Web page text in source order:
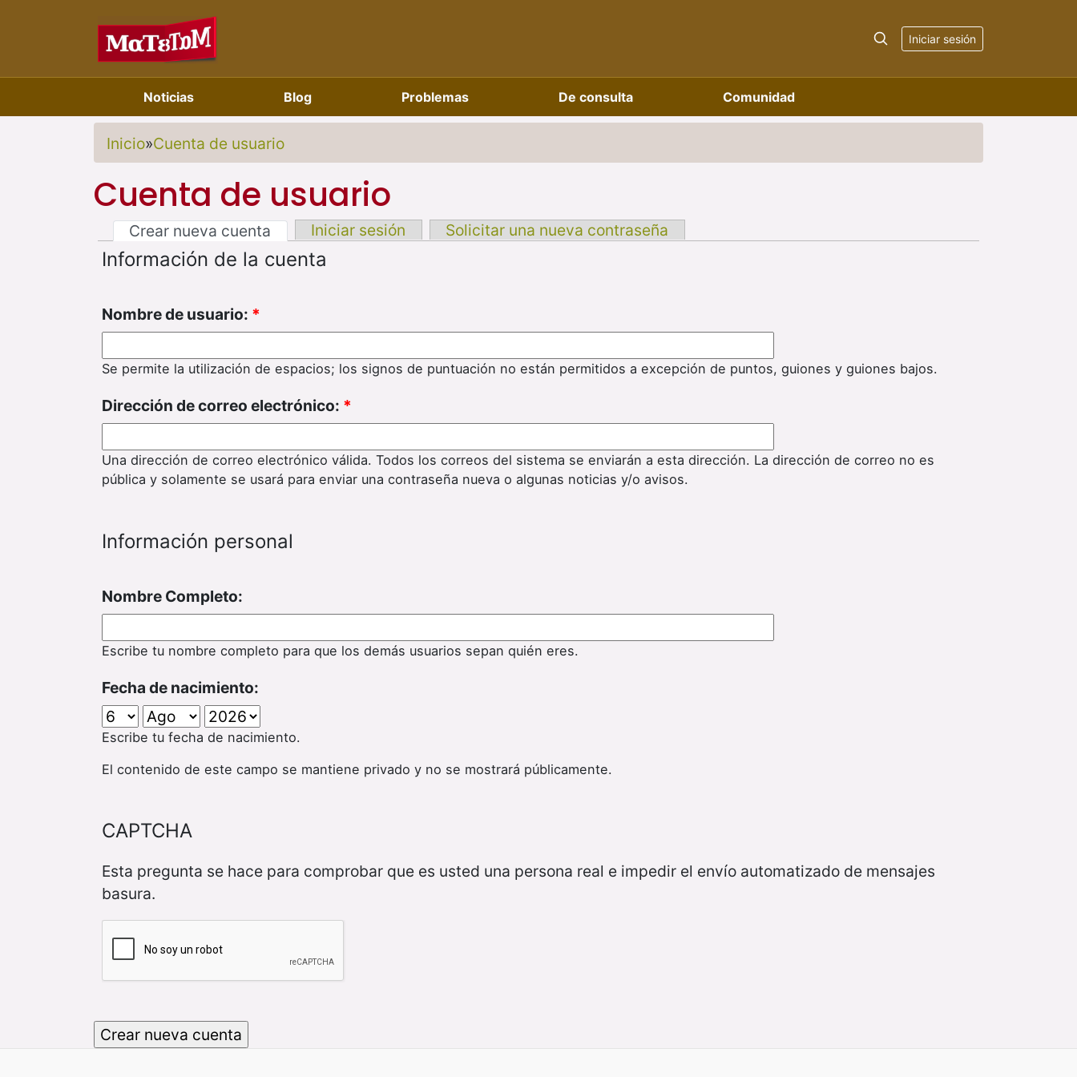
Iniciar sesión
Noticias Blog Problemas De consulta Comunidad
Inicio»Cuenta de usuario
Cuenta de usuario
Crear nueva cuenta Iniciar sesión Solicitar una nueva contraseña
Información de la cuenta
Nombre de usuario: *
Se permite la utilización de espacios; los signos de puntuación no están permitidos a excepción de puntos, guiones y guiones bajos.
Dirección de correo electrónico: *
Una dirección de correo electrónico válida. Todos los correos del sistema se enviarán a esta dirección. La dirección de correo no es
pública y solamente se usará para enviar una contraseña nueva o algunas noticias y/o avisos.
Información personal
Nombre Completo:
Escribe tu nombre completo para que los demás usuarios sepan quién eres.
Fecha de nacimiento:
Escribe tu fecha de nacimiento.
El contenido de este campo se mantiene privado y no se mostrará públicamente.
CAPTCHA
Esta pregunta se hace para comprobar que es usted una persona real e impedir el envío automatizado de mensajes
basura.